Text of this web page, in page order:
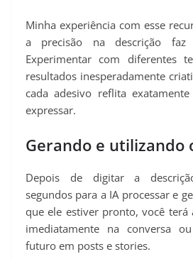
Minha experiência com esse
a precisão na descrição
Experimentar com diferentes
resultados inesperadamente
cada adesivo reflita
expressar.
Gerando e utilizando
Depois de digitar a
segundos para a IA processar e
que ele estiver pronto, você terá
imediatamente na conversa
futuro em posts e stories.